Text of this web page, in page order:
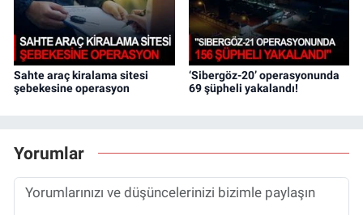
Sahte araç kiralama sitesi
şebekesine operasyon
‘Sibergöz-20’ operasyonunda
69 şüpheli yakalandı!
Yorumlar